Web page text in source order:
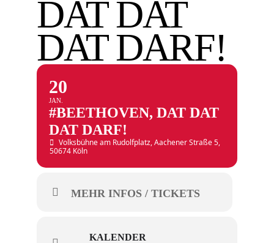
DAT DAT
DAT DARF!
20
JAN.
#BEETHOVEN, DAT DAT
DAT DARF!
Volksbühne am Rudolfplatz, Aachener Straße 5,
50674 Köln
MEHR INFOS / TICKETS
KALENDER